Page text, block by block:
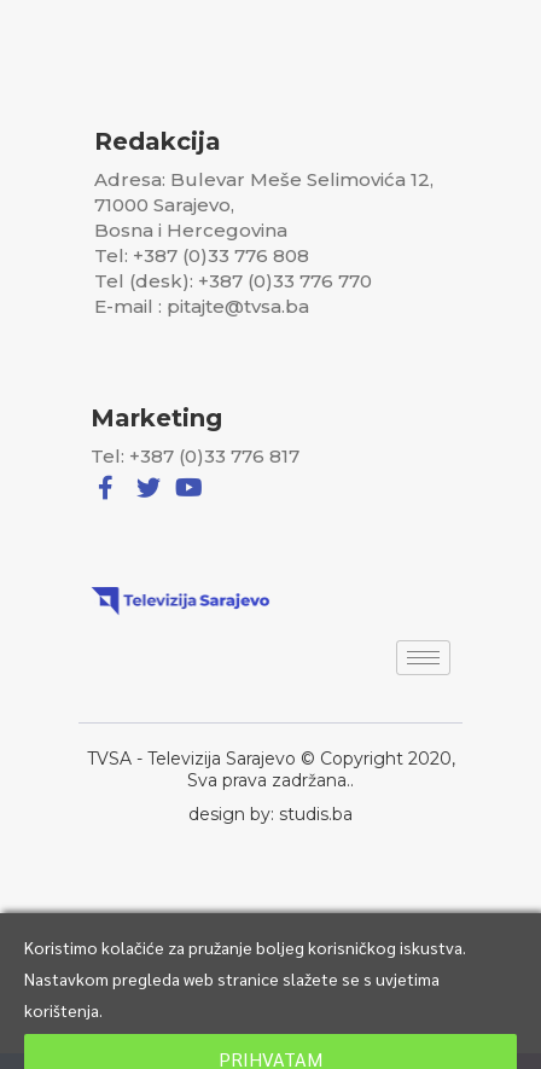
Redakcija
Adresa: Bulevar Meše Selimovića 12,
71000 Sarajevo,
Bosna i Hercegovina
Tel: +387 (0)33 776 808
Tel (desk): +387 (0)33 776 770
E-mail : pitajte@tvsa.ba
Marketing
Tel: +387 (0)33 776 817
TVSA - Televizija Sarajevo © Copyright 2020,
Sva prava zadržana..
design by: studis.ba
Koristimo kolačiće za pružanje boljeg korisničkog iskustva.
Nastavkom pregleda web stranice slažete se s uvjetima
korištenja.
PRIHVATAM